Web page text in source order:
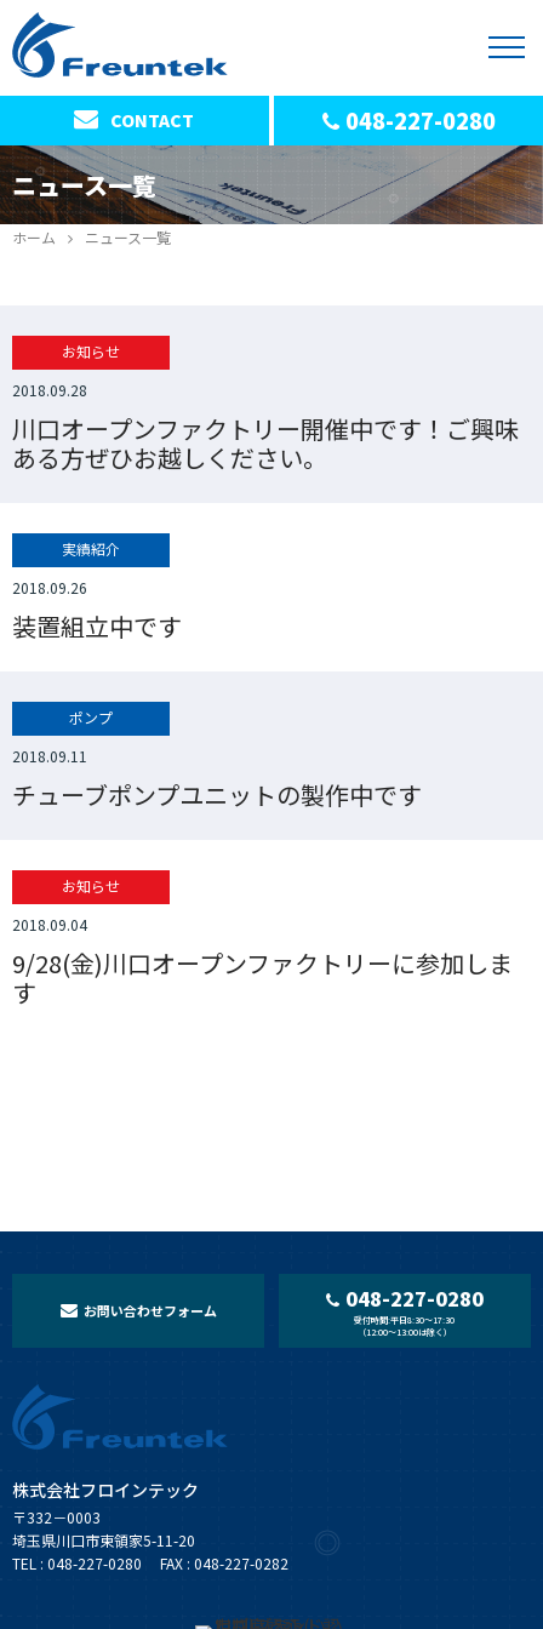
CONTACT 048-227-0280
ニュース一覧
ホーム ニュース一覧
お知らせ
2018.09.28
川口オープンファクトリー開催中です！ご興味
ある方ぜひお越しください。
実績紹介
2018.09.26
装置組立中です
ポンプ
2018.09.11
チューブポンプユニットの製作中です
お知らせ
2018.09.04
9/28(金)川口オープンファクトリーに参加しま
す
お問い合わせフォーム 048-227-0280
受付時間:平日8:30〜17:30
（12:00〜13:00は除く）
株式会社フロインテック
〒332－0003
埼玉県川口市東領家5-11-20
TEL : 048-227-0280 FAX : 048-227-0282